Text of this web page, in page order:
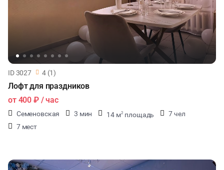
ID 3027 4 (1)
Лофт для праздников
от 400 ₽/ час
Семеновская 3 мин 14 м2 площадь
7 чел
7 мест